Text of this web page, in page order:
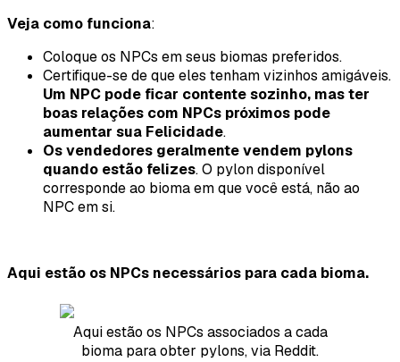
Veja como funciona:
Coloque os NPCs em seus biomas preferidos.
Certifique-se de que eles tenham vizinhos amigáveis.
Um NPC pode ficar contente sozinho, mas ter
boas relações com NPCs próximos pode
aumentar sua Felicidade.
Os vendedores geralmente vendem pylons
quando estão felizes. O pylon disponível
corresponde ao bioma em que você está, não ao
NPC em si.
Aqui estão os NPCs necessários para cada bioma.
Aqui estão os NPCs associados a cada
bioma para obter pylons, via Reddit.